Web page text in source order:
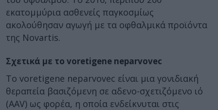
εκατομμύρια ασθενείς παγκοσμίως
ακολούθησαν αγωγή με τα οφθαλμικά προϊόντα
της Novartis.
Σχετικά με το voretigene neparvovec
Το voretigene neparvovec είναι μια γονιδιακή
θεραπεία βασιζόμενη σε αδενο-σχετιζόμενο ιό
(AAV) ως φορέα, η οποία ενδείκνυται στις